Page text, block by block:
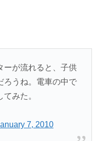
ーが流れると、子供
ろうね。電車の中で
みた。
7, 2010